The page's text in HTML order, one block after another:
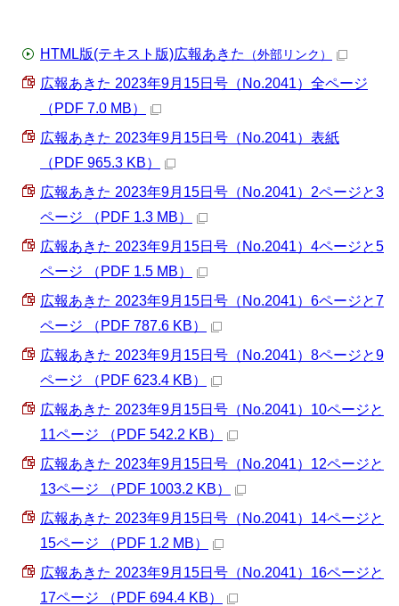
HTML版(テキスト版)広報あきた （外部リンク）
広報あきた 2023年9月15日号（No.2041）全ページ
（PDF 7.0 MB）
広報あきた 2023年9月15日号（No.2041）表紙
（PDF 965.3 KB）
広報あきた 2023年9月15日号（No.2041）2ページと3
ページ （PDF 1.3 MB）
広報あきた 2023年9月15日号（No.2041）4ページと5
ページ （PDF 1.5 MB）
広報あきた 2023年9月15日号（No.2041）6ページと7
ページ （PDF 787.6 KB）
広報あきた 2023年9月15日号（No.2041）8ページと9
ページ （PDF 623.4 KB）
広報あきた 2023年9月15日号（No.2041）10ページと
11ページ （PDF 542.2 KB）
広報あきた 2023年9月15日号（No.2041）12ページと
13ページ （PDF 1003.2 KB）
広報あきた 2023年9月15日号（No.2041）14ページと
15ページ （PDF 1.2 MB）
広報あきた 2023年9月15日号（No.2041）16ページと
17ページ （PDF 694.4 KB）